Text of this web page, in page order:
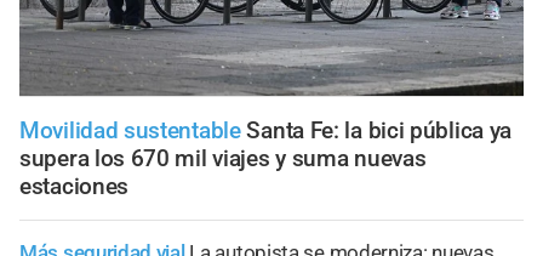
Movilidad sustentable Santa Fe: la bici pública ya
supera los 670 mil viajes y suma nuevas
estaciones